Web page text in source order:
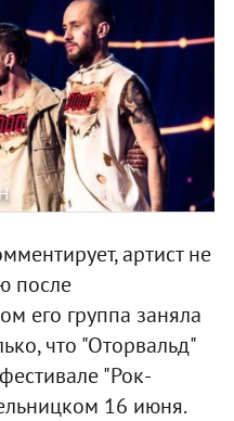
артист не
после
его группа заняла
что "Оторвальд"
"Рок-
16 июня.